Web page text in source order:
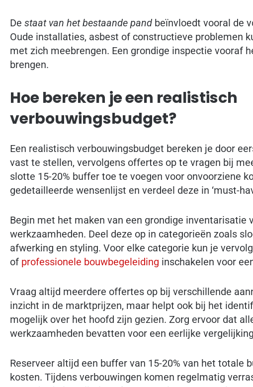
De staat van het bestaande pand beïnvloedt vooral de
Oude installaties, asbest of constructieve problemen
met zich meebrengen. Een grondige inspectie vooraf
brengen.
Hoe bereken je een realistisch
verbouwingsbudget?
Een realistisch verbouwingsbudget bereken je door
vast te stellen, vervolgens offertes op te vragen bij
slotte 15-20% buffer toe te voegen voor onvoorziene
gedetailleerde wensenlijst en verdeel deze in ‘must-
Begin met het maken van een grondige inventarisatie
werkzaamheden. Deel deze op in categorieën zoals
afwerking en styling. Voor elke categorie kun je
of professionele bouwbegeleiding inschakelen voor
Vraag altijd meerdere offertes op bij verschillende
inzicht in de marktprijzen, maar helpt ook bij het
mogelijk over het hoofd zijn gezien. Zorg ervoor dat
werkzaamheden bevatten voor een eerlijke
Reserveer altijd een buffer van 15-20% van het totale
kosten. Tijdens verbouwingen komen regelmatig